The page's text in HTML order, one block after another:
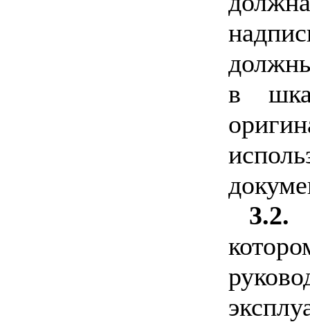
в
3.2.